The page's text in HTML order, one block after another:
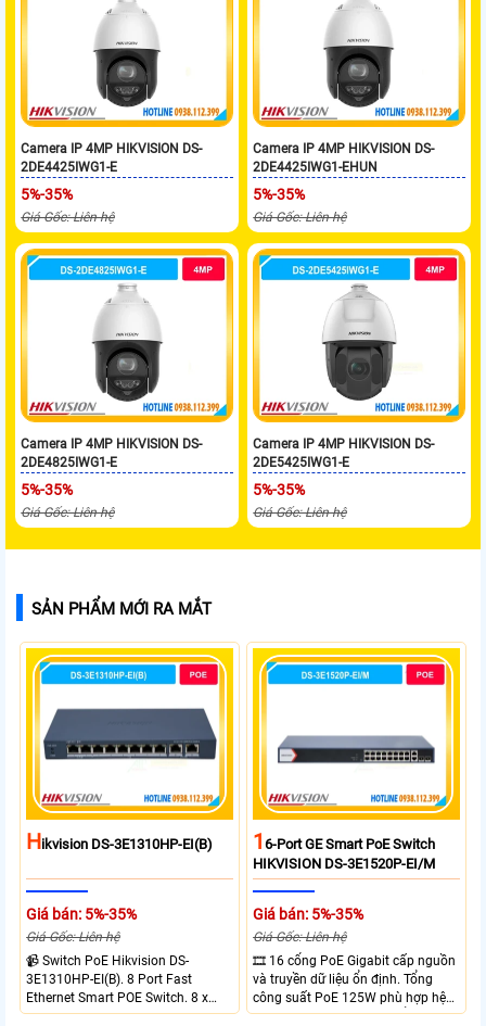
Camera IP 4MP HIKVISION DS-
2DE4425IWG1-E
5%-35%
Giá Gốc: Liên hệ
Camera IP 4MP HIKVISION DS-
2DE4425IWG1-EHUN
5%-35%
Giá Gốc: Liên hệ
Camera IP 4MP HIKVISION DS-
2DE4825IWG1-E
5%-35%
Giá Gốc: Liên hệ
Camera IP 4MP HIKVISION DS-
2DE5425IWG1-E
5%-35%
Giá Gốc: Liên hệ
SẢN PHẨM MỚI RA MẮT
HIkvision DS-3E1310HP-EI(B)
Giá bán: 5%-35%
Giá Gốc: Liên hệ
📹 Switch PoE Hikvision DS-
3E1310HP-EI(B). 8 Port Fast
Ethernet Smart POE Switch. 8 x
10/100M PoE Ports, 2 x Gigabit
16-Port GE Smart PoE Switch
HIKVISION DS-3E1520P-EI/M
Giá bán: 5%-35%
Giá Gốc: Liên hệ
🎞 16 cổng PoE Gigabit cấp nguồn
và truyền dữ liệu ổn định. Tổng
công suất PoE 125W phù hợp hệ
thống camera IP vừa. 2 cổng RJ45